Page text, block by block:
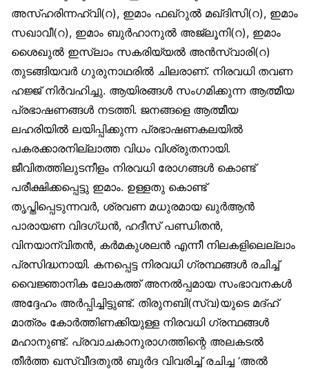
അസ്ഹരിന്നഹ്‌വി(റ), ഇമാം ഫഖ്‌റുൽ മഖ്ദിസി(റ), ഇമാം
സഖാവീ(റ), ഇമാം ബുർഹാനുൽ അജ്‌ലൂനി(റ), ഇമാം
ശൈഖുൽ ഇസ്‌ലാം സകരിയ്യൽ അൻസ്വാരി(റ)
തുടങ്ങിയവർ ഗുരുനാഥരിൽ ചിലരാണ്. നിരവധി തവണ
ഹജ്ജ് നിർവഹിച്ചു. ആയിരങ്ങൾ സംഗമിക്കുന്ന ആത്മീയ
പ്രഭാഷണങ്ങൾ നടത്തി. ജനങ്ങളെ ആത്മീയ
ലഹരിയിൽ ലയിപ്പിക്കുന്ന പ്രഭാഷണകലയിൽ
പകരക്കാരനില്ലാത്ത വിധം വിശ്രുതനായി.
ജീവിതത്തിലുടനീളം നിരവധി രോഗങ്ങൾ കൊണ്ട്
പരീക്ഷിക്കപ്പെട്ടു ഇമാം. ഉള്ളതു കൊണ്ട്
തൃപ്തിപ്പെടുന്നവർ, ശ്രവണ മധുരമായ ഖുർആൻ
പാരായണ വിദഗ്ധൻ, ഹദീസ് പണ്ഡിതൻ,
വിനയാന്വിതൻ, കർമകുശലൻ എന്നീ നിലകളിലെല്ലാം
പ്രസിദ്ധനായി. കനപ്പെട്ട നിരവധി ഗ്രന്ഥങ്ങൾ രചിച്ച്
വൈജ്ഞാനിക ലോകത്ത് അനൽപ്പമായ സംഭാവനകൾ
അദ്ദേഹം അർപ്പിച്ചിട്ടുണ്ട്. തിരുനബി(സ്വ)യുടെ മദ്ഹ്
മാത്രം കോർത്തിണക്കിയുള്ള നിരവധി ഗ്രന്ഥങ്ങൾ
മഹാനുണ്ട്. പ്രവാചകാനുരാഗത്തിന്റെ അലകടൽ
തീർത്ത ഖസ്വീദതുൽ ബുർദ വിവരിച്ച് രചിച്ച ‘അൽ